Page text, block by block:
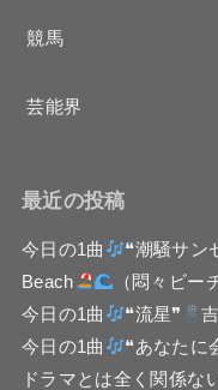
競馬
芸能界
最近の投稿
今日の1曲 ❝潮騒サン
Beach
（悶々ビー
今日の1曲
❝流星❞
今日の1曲
❝あなたに
ドラマとは全く関係な